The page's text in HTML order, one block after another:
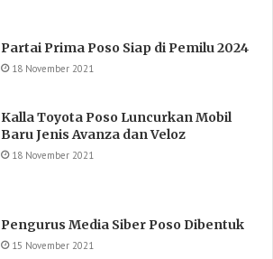
Partai Prima Poso Siap di Pemilu 2024
18 November 2021
Kalla Toyota Poso Luncurkan Mobil
Baru Jenis Avanza dan Veloz
18 November 2021
Pengurus Media Siber Poso Dibentuk
15 November 2021